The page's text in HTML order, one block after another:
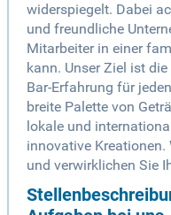
widerspiegelt. Dabei
und freundliche
Mitarbeiter in einer
kann. Unser Ziel ist
Bar-Erfahrung für
breite Palette von
lokale und
innovative Kreationen.
und verwirklichen Sie